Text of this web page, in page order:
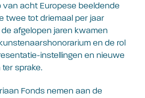
van acht Europese beeldende
twee tot driemaal per jaar
afgelopen jaren kwamen
en de rol
instellingen en nieuwe
sprake.
Fonds nemen aan de